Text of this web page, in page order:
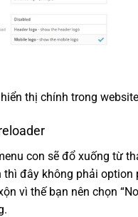
thị chính trong
con sẽ đổ xuống từ
thì đây không phải option
vì thế bạn nên chọn